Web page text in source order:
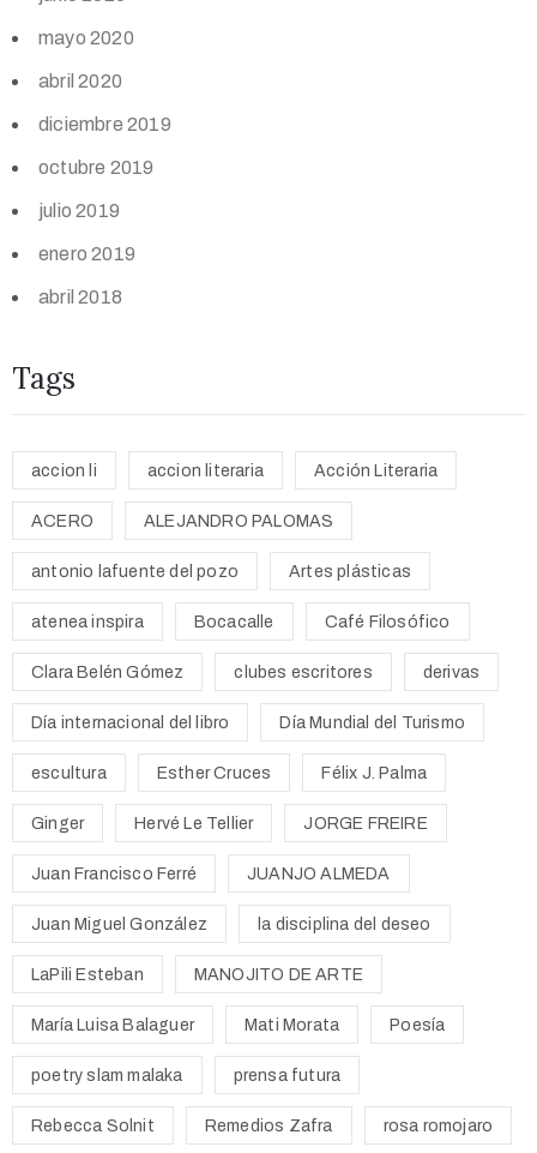
mayo 2020
abril 2020
diciembre 2019
octubre 2019
julio 2019
enero 2019
abril 2018
Tags
accion li accion literaria Acción Literaria
ACERO ALEJANDRO PALOMAS
antonio lafuente del pozo Artes plásticas
atenea inspira Bocacalle Café Filosófico
Clara Belén Gómez clubes escritores derivas
Día internacional del libro Día Mundial del Turismo
escultura Esther Cruces Félix J. Palma
Ginger Hervé Le Tellier JORGE FREIRE
Juan Francisco Ferré JUANJO ALMEDA
Juan Miguel González la disciplina del deseo
LaPili Esteban MANOJITO DE ARTE
María Luisa Balaguer Mati Morata Poesía
poetry slam malaka prensa futura
Rebecca Solnit Remedios Zafra rosa romojaro